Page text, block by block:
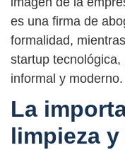
es una firma de
formalidad,
startup
informal y moderno.
La
limpieza